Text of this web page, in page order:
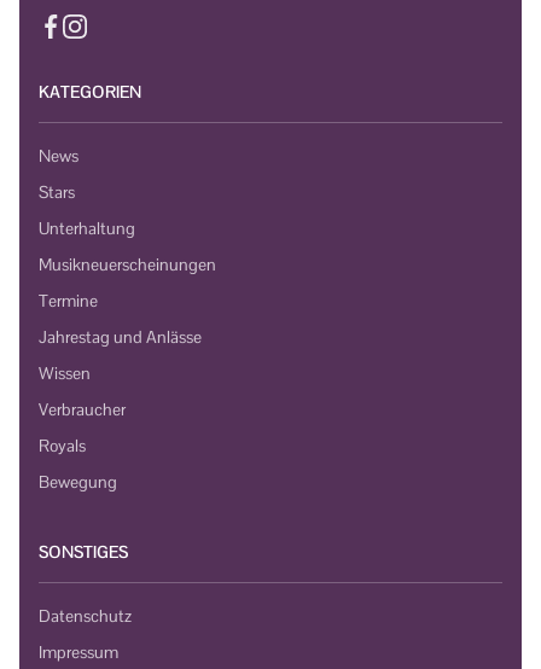
KATEGORIEN
News
Stars
Unterhaltung
Musikneuerscheinungen
Termine
Jahrestag und Anlässe
Wissen
Verbraucher
Royals
Bewegung
SONSTIGES
Datenschutz
Impressum